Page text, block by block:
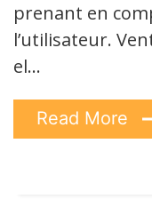
prenant en
l’utilisateur.
el…
Read More